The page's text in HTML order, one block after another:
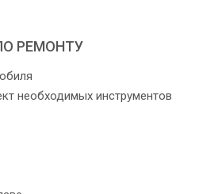
РЕМОНТУ
необходимых инструментов